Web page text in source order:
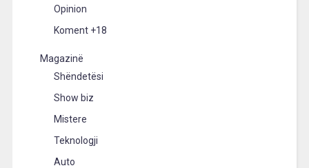
Opinion
Koment +18
Magazinë
Shëndetësi
Show biz
Mistere
Teknologji
Auto